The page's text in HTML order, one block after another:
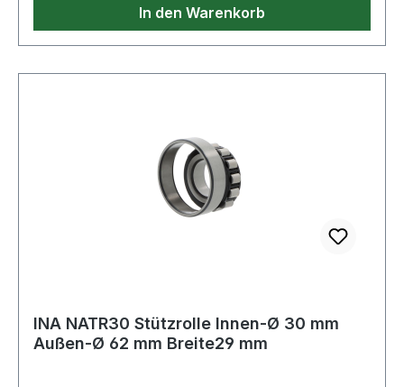
In den Warenkorb
INA NATR30 Stützrolle Innen-Ø 30 mm
Außen-Ø 62 mm Breite29 mm